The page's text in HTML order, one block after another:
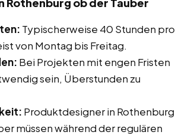
Typischerweise 40 Stunden pro
von Montag bis Freitag.
Bei Projekten mit engen Fristen
sein, Überstunden zu
Produktdesigner in Rothenburg
müssen während der regulären